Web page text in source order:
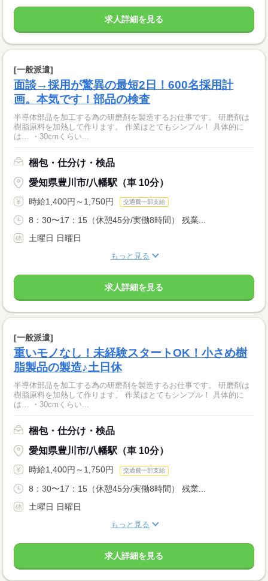
求人詳細を見る
[一般派遣]
面談→採用が驚異の最短2日！600名採用計
画。本気です！部品の検査
半導体部品を加工する為の研磨剤を製造するお仕事です。 研磨剤は
樹脂原料を加熱して作ります。 作業はとてもシンプル！ 具体的に
は… ・30cmくらい...
梱包・仕分け・検品
愛知県豊川市/八幡駅（車 10分）
時給1,400円～1,750円 交通費一部支給
8：30〜17：15（休憩45分/実働8時間） 残業...
土曜日 日曜日
もっと見る
求人詳細を見る
[一般派遣]
重いモノなし！未経験スタートOK！小さめ樹
脂製品の製造♪土日休
半導体部品を加工する為の研磨剤を製造するお仕事です。 研磨剤は
樹脂原料を加熱して作ります。 作業はとてもシンプル！ 具体的に
は… ・30cmくらい...
梱包・仕分け・検品
愛知県豊川市/八幡駅（車 10分）
時給1,400円～1,750円 交通費一部支給
8：30〜17：15（休憩45分/実働8時間） 残業...
土曜日 日曜日
もっと見る
求人詳細を見る